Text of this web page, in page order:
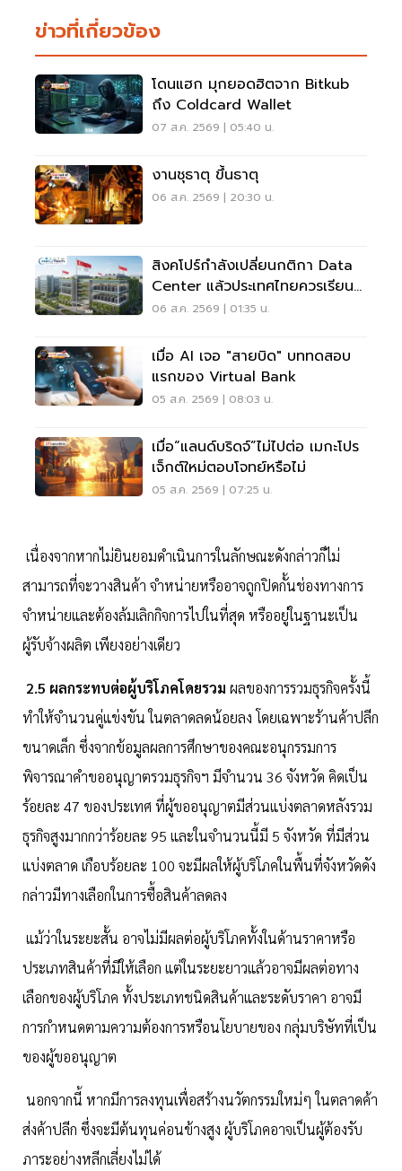
ข่าวที่เกี่ยวข้อง
โดนแฮก มุกยอดฮิตจาก Bitkub
ถึง Coldcard Wallet
07 ส.ค. 2569 | 05:40 น.
งานชุธาตุ ขึ้นธาตุ
06 ส.ค. 2569 | 20:30 น.
สิงคโปร์กำลังเปลี่ยนกติกา Data
Center แล้วประเทศไทยควรเรียนรู้
อะไร?
06 ส.ค. 2569 | 01:35 น.
เมื่อ AI เจอ "สายบิด" บททดสอบ
แรกของ Virtual Bank
05 ส.ค. 2569 | 08:03 น.
เมื่อ“แลนด์บริดจ์”ไม่ไปต่อ เมกะโปร
เจ็กต์ใหม่ตอบโจทย์หรือไม่
05 ส.ค. 2569 | 07:25 น.
เนื่องจากหากไม่ยินยอมดำเนินการในลักษณะดังกล่าวก็ไม่
สามารถที่จะวางสินค้า จำหน่ายหรืออาจถูกปิดกั้นช่องทางการ
จำหน่ายและต้องล้มเลิกกิจการไปในที่สุด หรืออยู่ในฐานะเป็น
ผู้รับจ้างผลิต เพียงอย่างเดียว
2.5 ผลกระทบต่อผู้บริโภคโดยรวม ผลของการรวมธุรกิจครั้งนี้
ทำให้จำนวนคู่แข่งขัน ในตลาดลดน้อยลง โดยเฉพาะร้านค้าปลีก
ขนาดเล็ก ซึ่งจากข้อมูลผลการศึกษาของคณะอนุกรรมการ
พิจารณาคำขออนุญาตรวมธุรกิจฯ มีจำนวน 36 จังหวัด คิดเป็น
ร้อยละ 47 ของประเทศ ที่ผู้ขออนุญาตมีส่วนแบ่งตลาดหลังรวม
ธุรกิจสูงมากกว่าร้อยละ 95 และในจำนวนนี้มี 5 จังหวัด ที่มีส่วน
แบ่งตลาด เกือบร้อยละ 100 จะมีผลให้ผู้บริโภคในพื้นที่จังหวัดดัง
กล่าวมีทางเลือกในการซื้อสินค้าลดลง
แม้ว่าในระยะสั้น อาจไม่มีผลต่อผู้บริโภคทั้งในด้านราคาหรือ
ประเภทสินค้าที่มีให้เลือก แต่ในระยะยาวแล้วอาจมีผลต่อทาง
เลือกของผู้บริโภค ทั้งประเภทชนิดสินค้าและระดับราคา อาจมี
การกำหนดตามความต้องการหรือนโยบายของ กลุ่มบริษัทที่เป็น
ของผู้ขออนุญาต
นอกจากนี้ หากมีการลงทุนเพื่อสร้างนวัตกรรมใหม่ๆ ในตลาดค้า
ส่งค้าปลีก ซึ่งจะมีต้นทุนค่อนข้างสูง ผู้บริโภคอาจเป็นผู้ต้องรับ
ภาระอย่างหลีกเลี่ยงไม่ได้